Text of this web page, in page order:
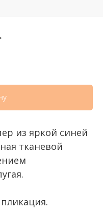
из яркой синей
тканевой